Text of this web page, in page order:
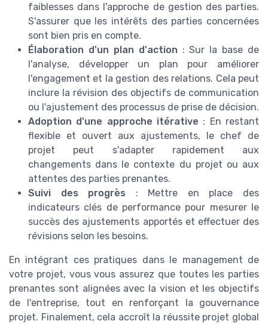
faiblesses dans l'approche de gestion des parties.
S'assurer que les intérêts des parties concernées
sont bien pris en compte.
Élaboration d'un plan d'action : Sur la base de
l'analyse, développer un plan pour améliorer
l'engagement et la gestion des relations. Cela peut
inclure la révision des objectifs de communication
ou l'ajustement des processus de prise de décision.
Adoption d'une approche itérative : En restant
flexible et ouvert aux ajustements, le chef de
projet peut s'adapter rapidement aux
changements dans le contexte du projet ou aux
attentes des parties prenantes.
Suivi des progrès : Mettre en place des
indicateurs clés de performance pour mesurer le
succès des ajustements apportés et effectuer des
révisions selon les besoins.
En intégrant ces pratiques dans le management de
votre projet, vous vous assurez que toutes les parties
prenantes sont alignées avec la vision et les objectifs
de l'entreprise, tout en renforçant la gouvernance
projet. Finalement, cela accroît la réussite projet global